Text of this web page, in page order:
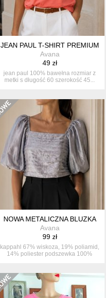
JEAN PAUL T-SHIRT PREMIUM
Avana
49 zł
jean paul 100% bawełna rozmiar z
metki s długość 60 szerokość 45...
NOWA METALICZNA BLUZKA
Avana
99 zł
kappahl 67% wiskoza, 19% poliamid,
14% poliester podszewka 100%